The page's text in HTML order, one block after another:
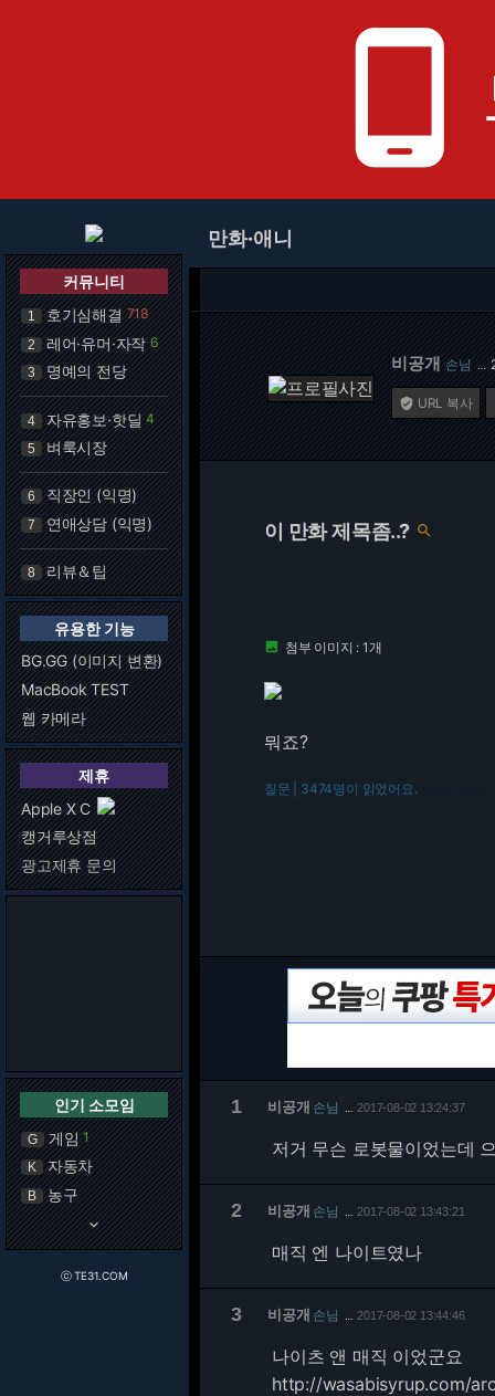
phone_android
커뮤니티
1 호기심해결 718
2 레어·유머·자작 6
3 명예의 전당
4 자유홍보·핫딜 4
5 벼룩시장
6 직장인 (익명)
7 연애상담 (익명)
8 리뷰＆팁
유용한 기능
BG.GG (이미지 변환)
MacBook TEST
웹 카메라
제휴
Apple X C
캥거루상점
광고제휴 문의
인기 소모임
G 게임 1
K 자동차
B 농구
keyboard_arrow_down
ⓒ TE31.COM
만화·애니
비공개 손님 …
 URL 복사
이 만화 제목좀..? 
 첨부 이미지 : 1개
뭐죠?
질문 | 3474명이 읽었어요.
1 비공개 손님 2017-08-02 13:24:37
저거 무슨 로봇물이었는데
2 비공개 손님 2017-08-02 13:43:21
매직 엔 나이트였나
3 비공개 손님 2017-08-02 13:44:46
나이츠 앤 매직 이었군요
http://wasabisyrup.com/